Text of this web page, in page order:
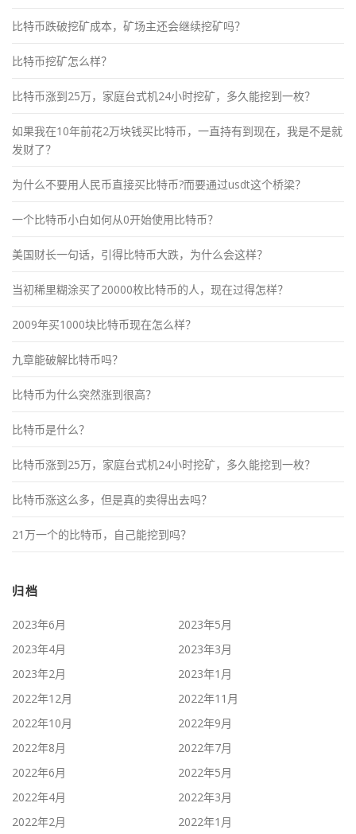
比特币跌破挖矿成本，矿场主还会继续挖矿吗？
比特币挖矿怎么样？
比特币涨到25万，家庭台式机24小时挖矿，多久能挖到一枚？
如果我在10年前花2万块钱买比特币，一直持有到现在，我是不是就
发财了？
为什么不要用人民币直接买比特币?而要通过usdt这个桥梁？
一个比特币小白如何从0开始使用比特币？
美国财长一句话，引得比特币大跌，为什么会这样？
当初稀里糊涂买了20000枚比特币的人，现在过得怎样？
2009年买1000块比特币现在怎么样？
九章能破解比特币吗？
比特币为什么突然涨到很高？
比特币是什么？
比特币涨到25万，家庭台式机24小时挖矿，多久能挖到一枚？
比特币涨这么多，但是真的卖得出去吗？
21万一个的比特币，自己能挖到吗？
归档
2023年6月
2023年5月
2023年4月
2023年3月
2023年2月
2023年1月
2022年12月
2022年11月
2022年10月
2022年9月
2022年8月
2022年7月
2022年6月
2022年5月
2022年4月
2022年3月
2022年2月
2022年1月